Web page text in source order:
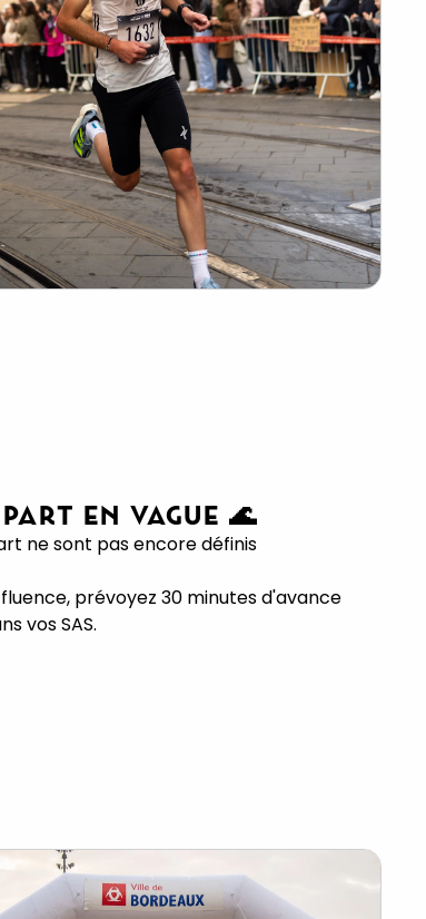
EN VAGUE 🌊
ne sont pas encore définis
prévoyez 30 minutes d'avance
vos SAS.